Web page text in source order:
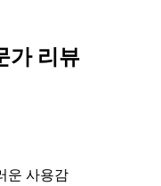
가 리뷰
운 사용감